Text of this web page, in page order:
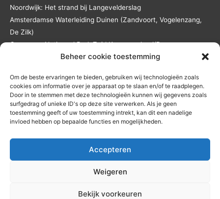
Beheer cookie toestemming
Om de beste ervaringen te bieden, gebruiken wij technologieën zoals
cookies om informatie over je apparaat op te slaan en/of te raadplegen.
Door in te stemmen met deze technologieën kunnen wij gegevens zoals
surfgedrag of unieke ID's op deze site verwerken. Als je geen
toestemming geeft of uw toestemming intrekt, kan dit een nadelige
invloed hebben op bepaalde functies en mogelijkheden.
Accepteren
Weigeren
Bekijk voorkeuren
Noordwijk: Het strand bij Langevelderslag
Amsterdamse Waterleiding Duinen (Zandvoort, Vogelenzang,
De Zilk)
Overveen: Nationaal Park Zuid Kennemerland/De
Kennemerduinen
Andere locaties in overleg en tegen reistijd- en
reiskostenvergoeding.
Coachprogramma’s
Ervaringen